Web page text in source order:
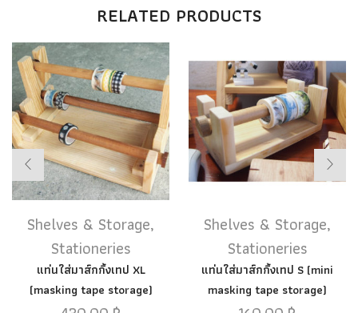
RELATED PRODUCTS
Shelves & Storage,
Stationeries
แท่นใส่มาส์กกิ้งเทป XL
(masking tape storage)
Shelves & Storage,
Stationeries
แท่นใส่มาส์กกิ้งเทป S (mini
masking tape storage)